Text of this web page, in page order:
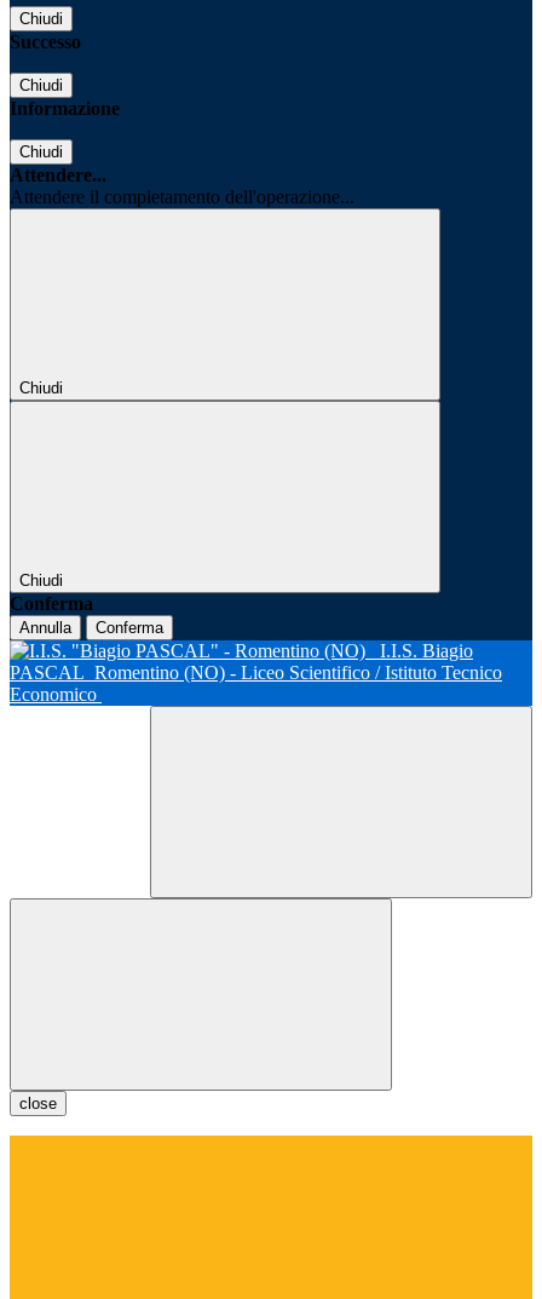
Chiudi
Successo
Chiudi
Informazione
Chiudi
Attendere...
Attendere il completamento dell'operazione...
Chiudi
Chiudi
Conferma
Annulla Conferma
I.I.S. Biagio
PASCAL Romentino (NO) - Liceo Scientifico / Istituto Tecnico
Economico
close